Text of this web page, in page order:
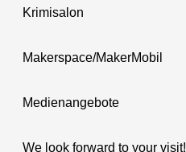
Krimisalon
Makerspace/MakerMobil
Medienangebote
We look forward to your visit!